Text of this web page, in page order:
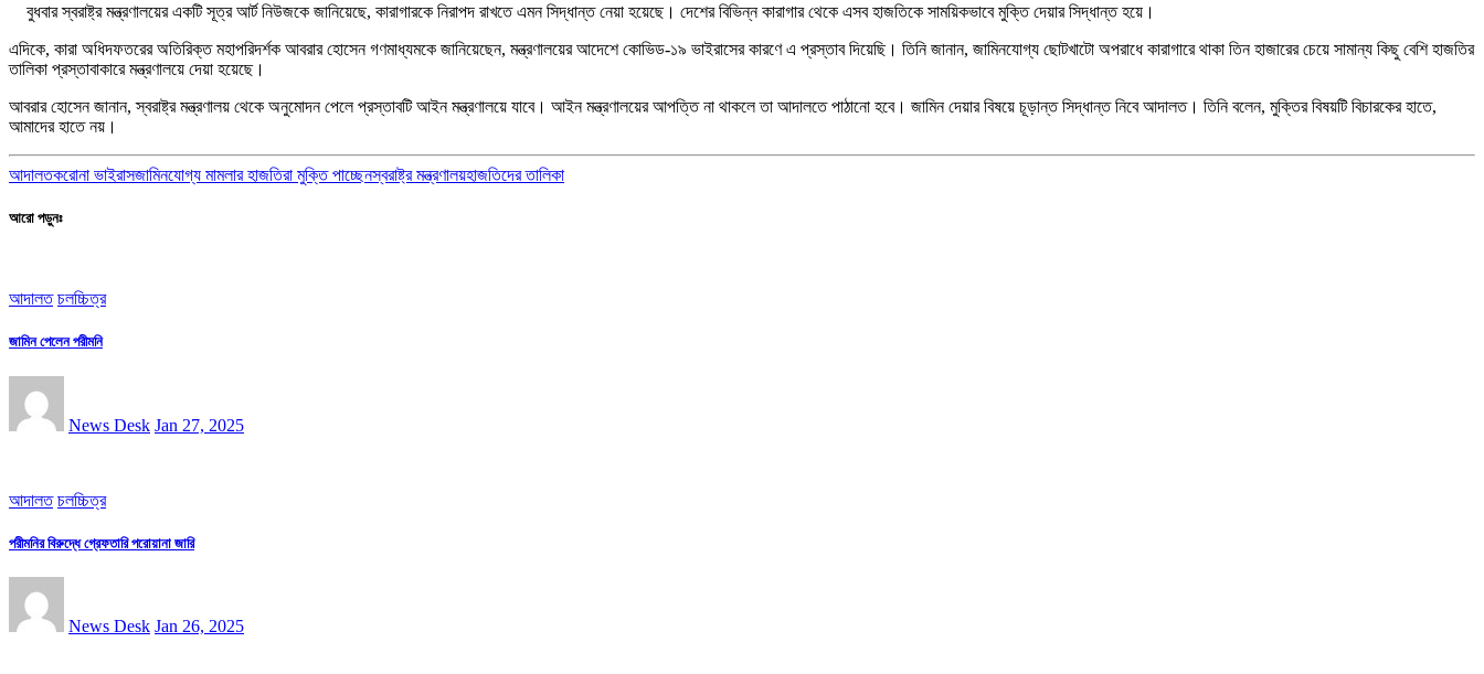
বুধবার স্বরাষ্ট্র মন্ত্রণালয়ের একটি সূত্র আর্ট নিউজকে জানিয়েছে, কারাগারকে নিরাপদ রাখতে এমন সিদ্ধান্ত নেয়া হয়েছে। দেশের বিভিন্ন কারাগার থেকে এসব হাজতিকে সাময়িকভাবে মুক্তি দেয়ার সিদ্ধান্ত হয়ে।
এদিকে, কারা অধিদফতরের অতিরিক্ত মহাপরিদর্শক আবরার হোসেন গণমাধ্যমকে জানিয়েছেন, মন্ত্রণালয়ের আদেশে কোভিড-১৯ ভাইরাসের কারণে এ প্রস্তাব দিয়েছি। তিনি জানান, জামিনযোগ্য ছোটখাটো অপরাধে কারাগারে থাকা তিন হাজারের চেয়ে সামান্য কিছু বেশি হাজতির
তালিকা প্রস্তাবাকারে মন্ত্রণালয়ে দেয়া হয়েছে।
আবরার হোসেন জানান, স্বরাষ্ট্র মন্ত্রণালয় থেকে অনুমোদন পেলে প্রস্তাবটি আইন মন্ত্রণালয়ে যাবে। আইন মন্ত্রণালয়ের আপত্তি না থাকলে তা আদালতে পাঠানো হবে। জামিন দেয়ার বিষয়ে চূড়ান্ত সিদ্ধান্ত নিবে আদালত। তিনি বলেন, মুক্তির বিষয়টি বিচারকের হাতে,
আমাদের হাতে নয়।
আদালতকরোনা ভাইরাসজামিনযোগ্য মামলার হাজতিরা মুক্তি পাচ্ছেনস্বরাষ্ট্র মন্ত্রণালয়হাজতিদের তালিকা
আরো পড়ুনঃ
আদালত চলচ্চিত্র
জামিন পেলেন পরীমনি
News Desk Jan 27, 2025
আদালত চলচ্চিত্র
পরীমনির বিরুদ্ধে গ্রেফতারি পরোয়ানা জারি
News Desk Jan 26, 2025